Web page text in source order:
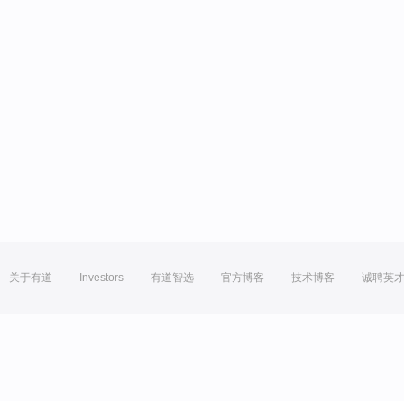
关于有道 Investors 有道智选 官方博客 技术博客 诚聘英才